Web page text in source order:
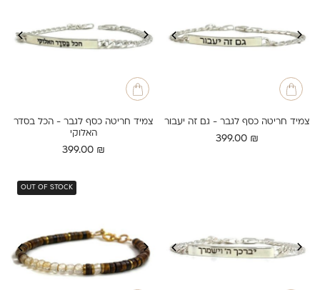
צמיד חריטה כסף לגבר - גם זה יעבור
399.00 ₪
צמיד חריטה כסף לגבר - הכל בסדר
האלוקי
399.00 ₪
OUT OF STOCK